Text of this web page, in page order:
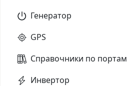
Генератор
GPS
Справочники по портам
Инвертор